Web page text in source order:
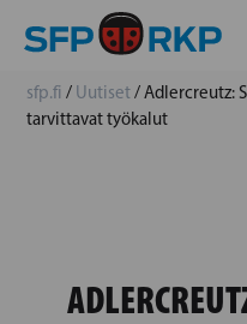
sfp.fi / Uutiset/Adlercreutz:
tarvittavat työkalut